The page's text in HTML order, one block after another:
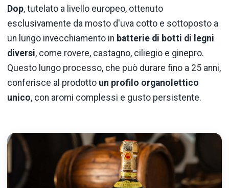
Dop, tutelato a livello europeo, ottenuto
esclusivamente da mosto d'uva cotto e sottoposto a
un lungo invecchiamento in batterie di botti di legni
diversi, come rovere, castagno, ciliegio e ginepro.
Questo lungo processo, che può durare fino a 25 anni,
conferisce al prodotto un profilo organolettico
unico, con aromi complessi e gusto persistente.